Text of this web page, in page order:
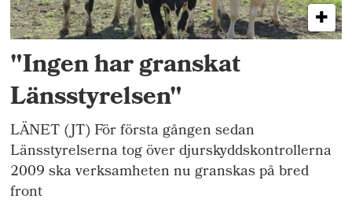
"Ingen har granskat
Länsstyrelsen"
LÄNET (JT) För första gången sedan
Länsstyrelserna tog över djurskyddskontrollerna
2009 ska verksamheten nu granskas på bred
front